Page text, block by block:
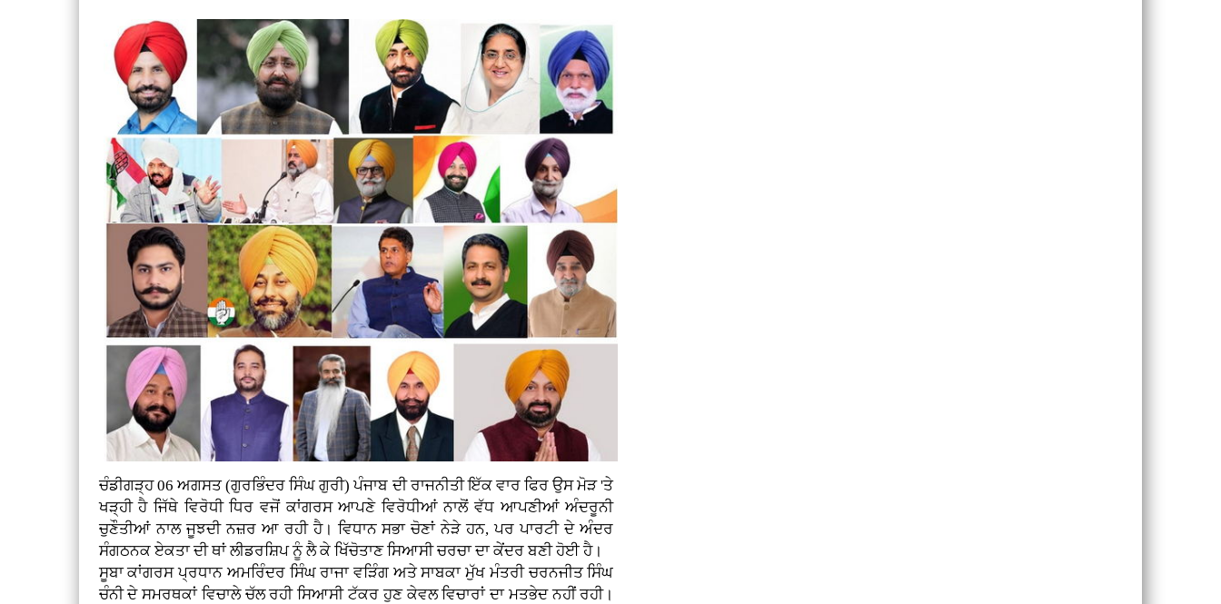
ਚੰਡੀਗੜ੍ਹ 06 ਅਗਸਤ (ਗੁਰਭਿੰਦਰ ਸਿੰਘ ਗੁਰੀ)ਪੰਜਾਬ ਦੀ ਰਾਜਨੀਤੀ ਇੱਕ ਵਾਰ ਫਿਰ ਉਸ ਮੋੜ 'ਤੇ
ਖੜ੍ਹੀ ਹੈ ਜਿੱਥੇ ਵਿਰੋਧੀ ਧਿਰ ਵਜੋਂ ਕਾਂਗਰਸ ਆਪਣੇ ਵਿਰੋਧੀਆਂ ਨਾਲੋਂ ਵੱਧ ਆਪਣੀਆਂ ਅੰਦਰੂਨੀ
ਚੁਣੌਤੀਆਂ ਨਾਲ ਜੂਝਦੀ ਨਜ਼ਰ ਆ ਰਹੀ ਹੈ। ਵਿਧਾਨ ਸਭਾ ਚੋਣਾਂ ਨੇੜੇ ਹਨ, ਪਰ ਪਾਰਟੀ ਦੇ ਅੰਦਰ
ਸੰਗਠਨਕ ਏਕਤਾ ਦੀ ਥਾਂ ਲੀਡਰਸ਼ਿਪ ਨੂੰ ਲੈ ਕੇ ਖਿੱਚੋਤਾਣ ਸਿਆਸੀ ਚਰਚਾ ਦਾ ਕੇਂਦਰ ਬਣੀ ਹੋਈ ਹੈ।
ਸੂਬਾ ਕਾਂਗਰਸ ਪ੍ਰਧਾਨ ਅਮਰਿੰਦਰ ਸਿੰਘ ਰਾਜਾ ਵੜਿੰਗ ਅਤੇ ਸਾਬਕਾ ਮੁੱਖ ਮੰਤਰੀ ਚਰਨਜੀਤ ਸਿੰਘ
ਚੰਨੀ ਦੇ ਸਮਰਥਕਾਂ ਵਿਚਾਲੇ ਚੱਲ ਰਹੀ ਸਿਆਸੀ ਟੱਕਰ ਹੁਣ ਕੇਵਲ ਵਿਚਾਰਾਂ ਦਾ ਮਤਭੇਦ ਨਹੀਂ ਰਹੀ।